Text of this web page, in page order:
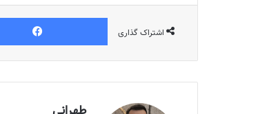
اشتراک گذاری